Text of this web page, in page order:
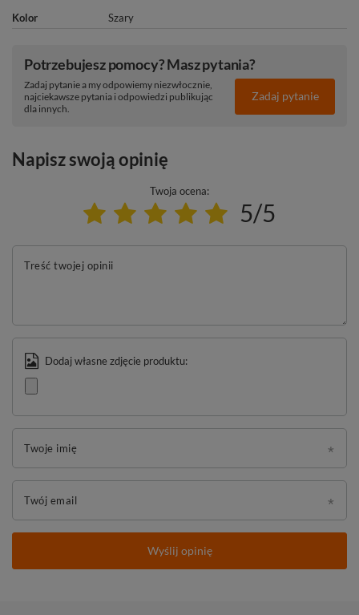
Kolor Szary
Potrzebujesz pomocy? Masz pytania?
Zadaj pytanie a my odpowiemy niezwłocznie,
najciekawsze pytania i odpowiedzi publikując
dla innych.
Zadaj pytanie
Napisz swoją opinię
Twoja ocena:
5/5
Treść twojej opinii
Dodaj własne zdjęcie produktu:
Twoje imię
Twój email
Wyślij opinię